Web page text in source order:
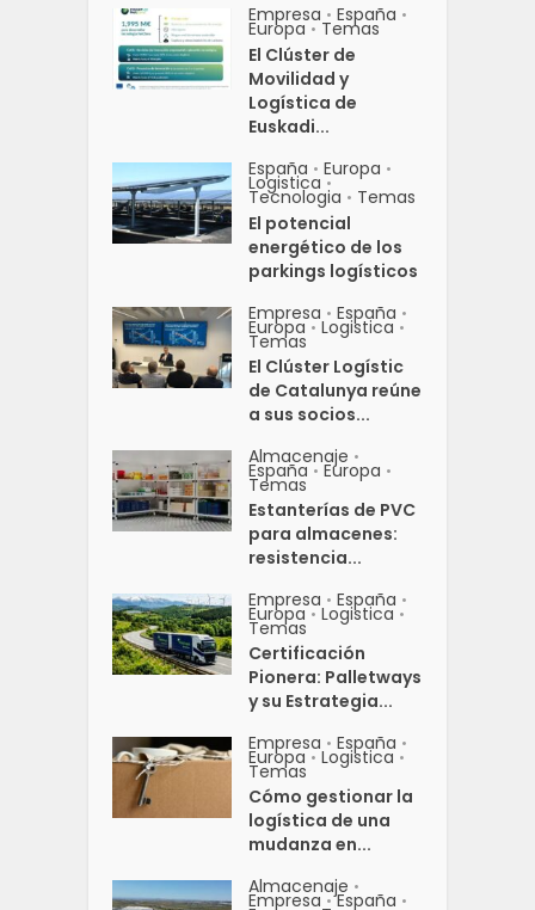
Empresa • España •
Europa • Temas
El Clúster de
Movilidad y
Logística de
Euskadi...
España • Europa •
Logistica •
Tecnologia • Temas
El potencial
energético de los
parkings logísticos
Empresa • España •
Europa • Logistica •
Temas
El Clúster Logístic
de Catalunya reúne
a sus socios...
Almacenaje •
España • Europa •
Temas
Estanterías de PVC
para almacenes:
resistencia...
Empresa • España •
Europa • Logistica •
Temas
Certificación
Pionera: Palletways
y su Estrategia...
Empresa • España •
Europa • Logistica •
Temas
Cómo gestionar la
logística de una
mudanza en...
Almacenaje •
Empresa • España •